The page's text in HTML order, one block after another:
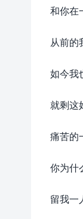
和你在
从前的
如今我
就剩这
痛苦的
你为什
留我一